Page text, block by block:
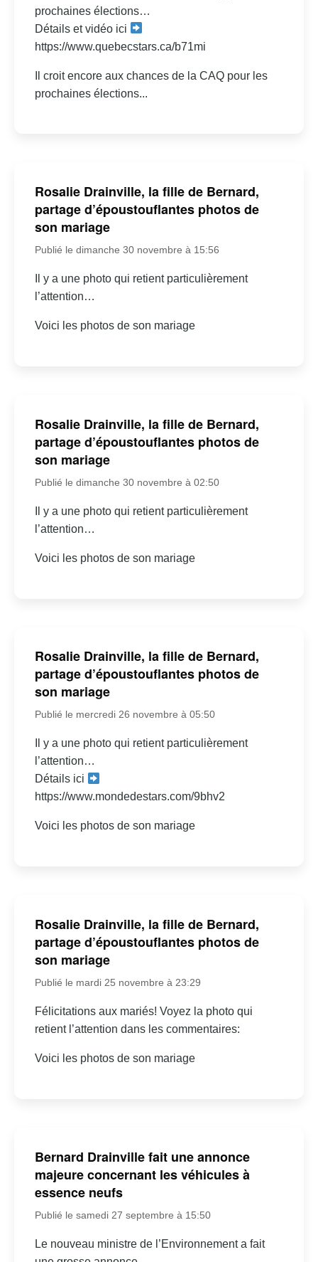
prochaines élections…
Détails et vidéo ici
https://www.quebecstars.ca/b71mi
Il croit encore aux chances de la CAQ pour les
prochaines élections...
Rosalie Drainville, la fille de Bernard,
partage d’époustouflantes photos de
son mariage
Publié le dimanche 30 novembre à 15:56
Il y a une photo qui retient particulièrement
l’attention…
Voici les photos de son mariage
Rosalie Drainville, la fille de Bernard,
partage d’époustouflantes photos de
son mariage
Publié le dimanche 30 novembre à 02:50
Il y a une photo qui retient particulièrement
l’attention…
Voici les photos de son mariage
Rosalie Drainville, la fille de Bernard,
partage d’époustouflantes photos de
son mariage
Publié le mercredi 26 novembre à 05:50
Il y a une photo qui retient particulièrement
l’attention…
Détails ici
https://www.mondedestars.com/9bhv2
Voici les photos de son mariage
Rosalie Drainville, la fille de Bernard,
partage d’époustouflantes photos de
son mariage
Publié le mardi 25 novembre à 23:29
Félicitations aux mariés! Voyez la photo qui
retient l’attention dans les commentaires:
Voici les photos de son mariage
Bernard Drainville fait une annonce
majeure concernant les véhicules à
essence neufs
Publié le samedi 27 septembre à 15:50
Le nouveau ministre de l’Environnement a fait